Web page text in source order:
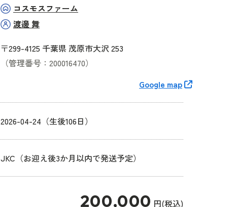
コスモスファーム
渡邊 舞
〒299-4125 千葉県 茂原市大沢 253
（管理番号：200016470）
Google map
2026-04-24（生後106日）
JKC（お迎え後3か月以内で発送予定）
200,000 円(税込)